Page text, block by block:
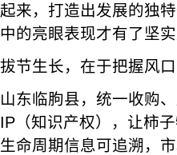
起来，打造出发展的独
中的亮眼表现才有了坚实
拔节生长，在于把握风口
山东临朐县，统一收购
IP（知识产权），让柿
生命周期信息可追溯，